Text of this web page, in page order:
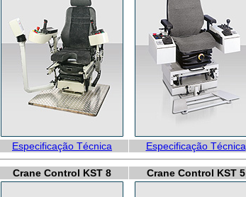
Especificação Técnica Especificação Técnica
Crane Control KST 8 Crane Control KST 5